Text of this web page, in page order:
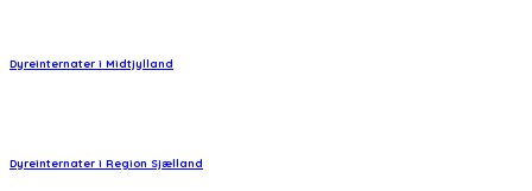
Dyreinternater i Midtjylland
Dyreinternater i Region Sjælland